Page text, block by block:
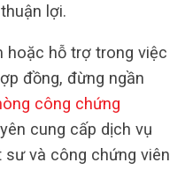
lợi.
hoặc hỗ trợ trong việc
đồng, đừng ngần
công chứng
cung cấp dịch vụ
và công chứng viên